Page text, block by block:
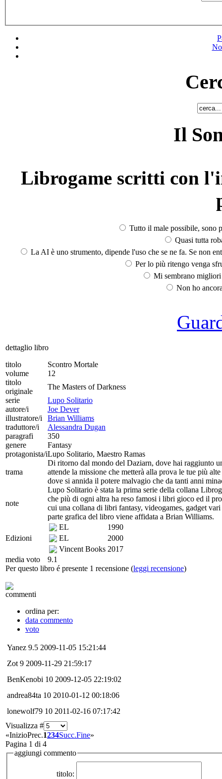
Il
Librogame scritti con
Tutto il male possibile, sono
Quasi tutta
La AI è uno strumento, dipende l'uso che se ne fa. Se non
Per lo più ritengo venga
Mi sembrano
Non ho
dettaglio libro
titolo
Scontro Mortale
volume
12
titolo
originale
The Masters of Darkness
serie
Lupo Solitario
autore/i
Joe Dever
illustratore/i
Brian Williams
traduttore/i
Alessandra Dugan
paragrafi
350
genere
Fantasy
protagonista/iLupo Solitario, Maestro Ramas
trama
Di ritorno dal mondo del Daziarn, dove hai raggiunto
attende la missione che metterà alla prova le tue più
dove si annida il potere malvagio che da tanti anni
note
Lupo Solitario è stata la prima serie della collana
che più di ogni altra ha reso famosi i libri gioco ed il
cui una collana di libri fantasy, videogames, gadget
parte grafica del libro viene affidata a Brian Williams.
Edizioni
EL
1990
EL
2000
Vincent Books 2017
media voto
9.1
Per questo libro é presente 1 recensione (leggi recensione)
commenti
ordina per:
data commento
voto
Yanez 9.5 2009-11-05 15:21:44
Zot 9 2009-11-29 21:59:17
BenKenobi 10 2009-12-05 22:19:02
andrea84ta 10 2010-01-12 00:18:06
lonewolf79 10 2011-02-16 07:17:42
Visualizza #
«InizioPrec.1234Succ.Fine»
Pagina 1 di 4
aggiungi commento
titolo: